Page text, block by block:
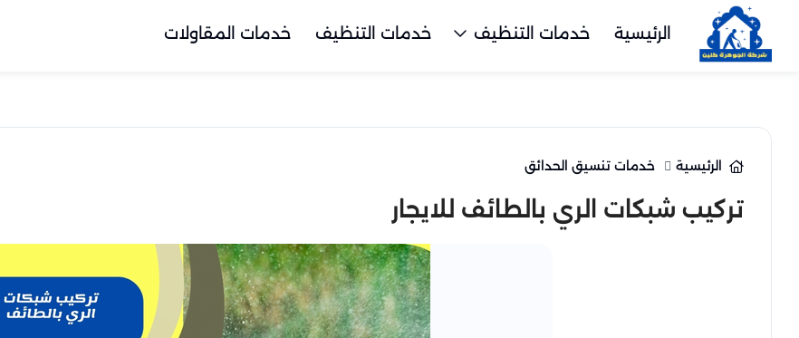
الرئيسية خدمات التنظيف خدمات التنظيف خدمات المقاولات
الرئيسية خدمات تنسيق الحدائق
تركيب شبكات الري بالطائف للايجار